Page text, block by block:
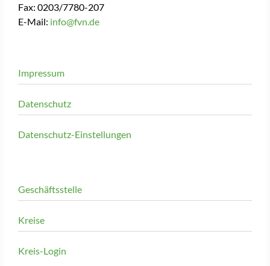
Fax: 0203/7780-207
E-Mail: info@fvn.de
Impressum
Datenschutz
Datenschutz-Einstellungen
Geschäftsstelle
Kreise
Kreis-Login